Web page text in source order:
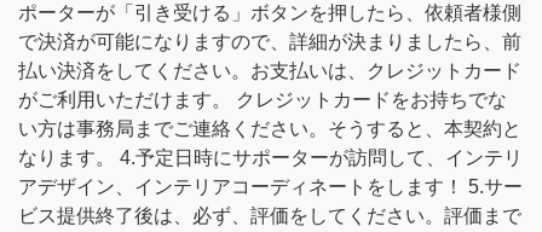
ポーターが「引き受ける」ボタンを押したら、依頼者様側
で決済が可能になりますので、詳細が決まりましたら、前
払い決済をしてください。お支払いは、クレジットカード
がご利用いただけます。 クレジットカードをお持ちでな
い方は事務局までご連絡ください。そうすると、本契約と
なります。 4.予定日時にサポーターが訪問して、インテリ
アデザイン、インテリアコーディネートをします！ 5.サー
ビス提供終了後は、必ず、評価をしてください。評価まで